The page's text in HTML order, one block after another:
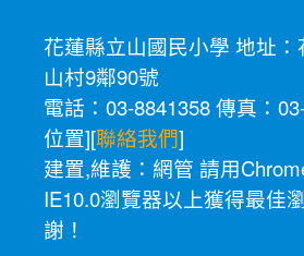
花蓮縣立山國民小學 地址
山村9鄰90號
電話：03-8841358 傳真：
位置][聯絡我們]
建置,維護： 網管 請用
IE10.0瀏覽器以上獲得最佳
謝！